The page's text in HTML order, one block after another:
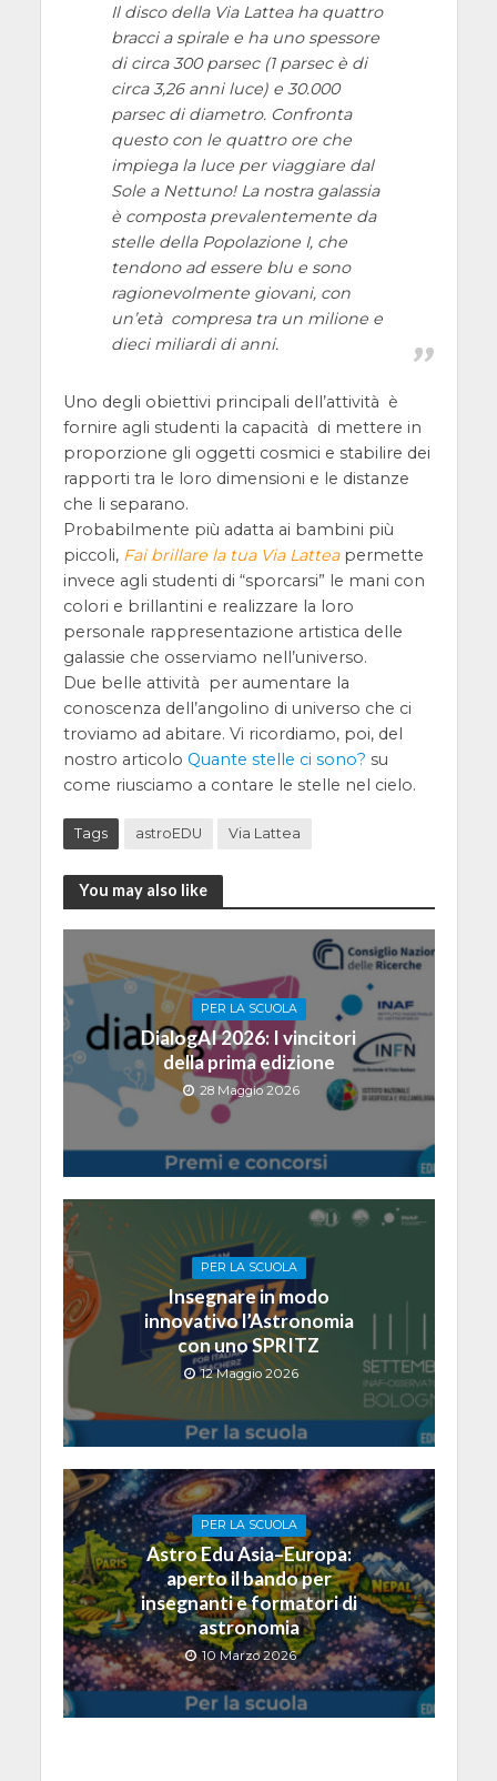
Il disco della Via Lattea ha quattro
bracci a spirale e ha uno spessore
di circa 300 parsec (1 parsec è di
circa 3,26 anni luce) e 30.000
parsec di diametro. Confronta
questo con le quattro ore che
impiega la luce per viaggiare dal
Sole a Nettuno! La nostra galassia
è composta prevalentemente da
stelle della Popolazione I, che
tendono ad essere blu e sono
ragionevolmente giovani, con
un’età compresa tra un milione e
dieci miliardi di anni.
Uno degli obiettivi principali dell’attività è
fornire agli studenti la capacità di mettere in
proporzione gli oggetti cosmici e stabilire dei
rapporti tra le loro dimensioni e le distanze
che li separano.
Probabilmente più adatta ai bambini più
piccoli, Fai brillare la tua Via Latteapermette
invece agli studenti di “sporcarsi” le mani con
colori e brillantini e realizzare la loro
personale rappresentazione artistica delle
galassie che osserviamo nell’universo.
Due belle attività per aumentare la
conoscenza dell’angolino di universo che ci
troviamo ad abitare. Vi ricordiamo, poi, del
nostro articolo Quante stelle ci sono? su
come riusciamo a contare le stelle nel cielo.
Tags astroEDU Via Lattea
You may also like
PER LA SCUOLA
DialogAI 2026: I vincitori
della prima edizione
28 Maggio 2026
PER LA SCUOLA
Insegnare in modo
innovativo l’Astronomia
con uno SPRITZ
12 Maggio 2026
PER LA SCUOLA
Astro Edu Asia–Europa:
aperto il bando per
insegnanti e formatori di
astronomia
10 Marzo 2026